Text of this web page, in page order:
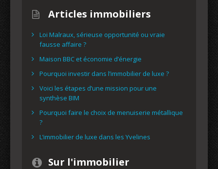
Articles immobiliers
Loi Malraux, sérieuse opportunité ou vraie
fausse affaire ?
Maison BBC et économie d’énergie
Pourquoi investir dans l’immobilier de luxe ?
Voici les étapes d’une mission pour une
synthèse BIM
Pourquoi faire le choix de menuiserie métallique
?
L’immobilier de luxe dans les Yvelines
Sur l'immobilier